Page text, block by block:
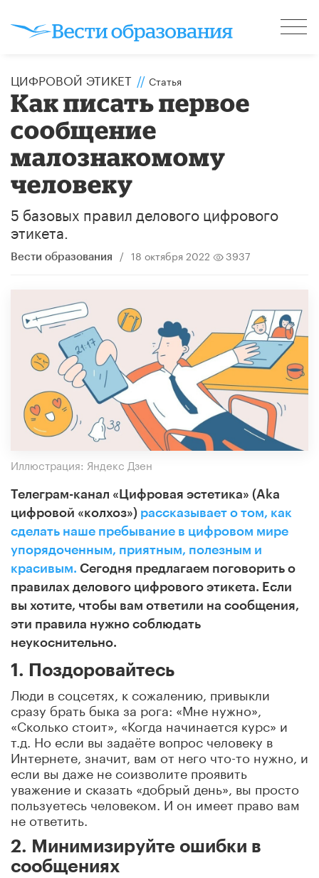
ЦИФРОВОЙ ЭТИКЕТ // Статья
Как писать первое
сообщение
малознакомому
человеку
5 базовых правил делового цифрового
этикета.
Вести образования / 18 октября 2022 3937
Иллюстрация: Яндекс Дзен
Телеграм-канал «Цифровая эстетика» (Aka
цифровой «колхоз») рассказывает о том, как
сделать наше пребывание в цифровом мире
упорядоченным, приятным, полезным и
красивым. Сегодня предлагаем поговорить о
правилах делового цифрового этикета. Если
вы хотите, чтобы вам ответили на сообщения,
эти правила нужно соблюдать
неукоснительно.
1. Поздоровайтесь
Люди в соцсетях, к сожалению, привыкли
сразу брать быка за рога: «Мне нужно»,
«Сколько стоит», «Когда начинается курс» и
т.д. Но если вы задаёте вопрос человеку в
Интернете, значит, вам от него что-то нужно, и
если вы даже не соизволите проявить
уважение и сказать «добрый день», вы просто
пользуетесь человеком. И он имеет право вам
не ответить.
2. Минимизируйте ошибки в
сообщениях